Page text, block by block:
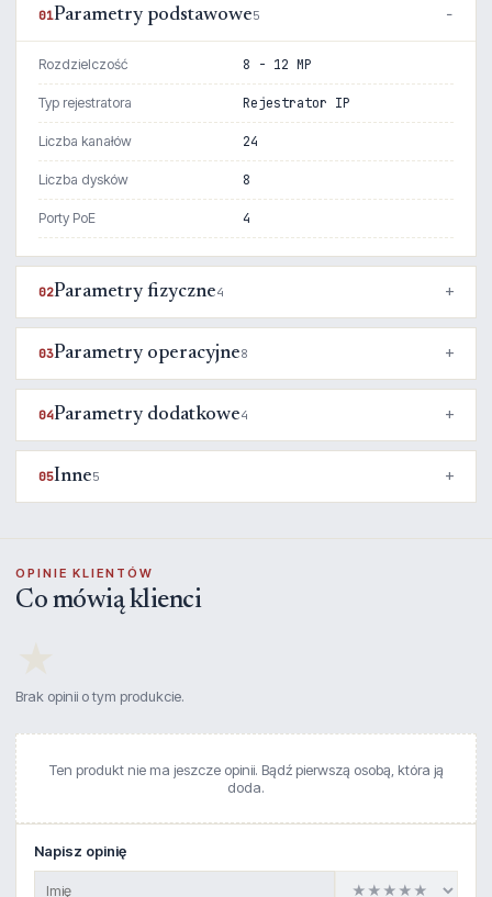
01Parametry podstawowe5
Rozdzielczość 8 - 12 MP
Typ rejestratora Rejestrator IP
Liczba kanałów 24
Liczba dysków 8
Porty PoE 4
02Parametry fizyczne4
03Parametry operacyjne8
04Parametry dodatkowe4
05Inne5
OPINIE KLIENTÓW
Co mówią klienci
Brak opinii o tym produkcie.
Ten produkt nie ma jeszcze opinii. Bądź pierwszą osobą, która ją
doda.
Napisz opinię